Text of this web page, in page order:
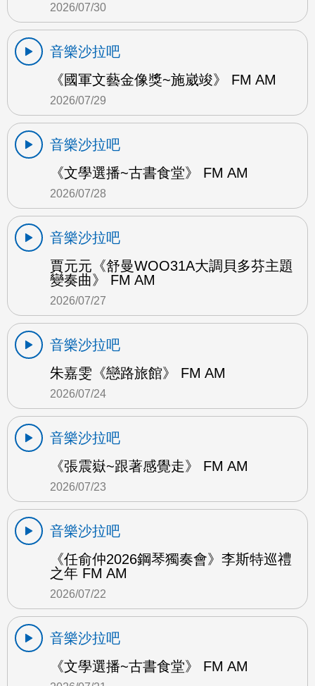
2026/07/30
音樂沙拉吧
《國軍文藝金像獎~施崴竣》 FM AM
2026/07/29
音樂沙拉吧
《文學選播~古書食堂》 FM AM
2026/07/28
音樂沙拉吧
賈元元《舒曼WOO31A大調貝多芬主題
變奏曲》 FM AM
2026/07/27
音樂沙拉吧
朱嘉雯《戀路旅館》 FM AM
2026/07/24
音樂沙拉吧
《張震嶽~跟著感覺走》 FM AM
2026/07/23
音樂沙拉吧
《任俞仲2026鋼琴獨奏會》李斯特巡禮
之年 FM AM
2026/07/22
音樂沙拉吧
《文學選播~古書食堂》 FM AM